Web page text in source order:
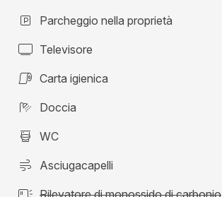
Parcheggio nella proprietà
Televisore
Carta igienica
Doccia
WC
Asciugacapelli